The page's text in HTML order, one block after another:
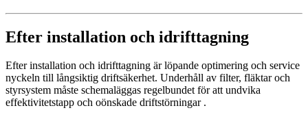
Efter installation och idrifttagning
Efter installation och idrifttagning är löpande optimering och service
nyckeln till långsiktig driftsäkerhet. Underhåll av filter, fläktar och
styrsystem måste schemaläggas regelbundet för att undvika
effektivitetstapp och oönskade driftstörningar.